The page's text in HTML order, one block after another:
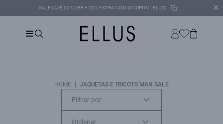
SALE | ATÉ 50% OFF + 20% EXTRA COM O CUPOM ELL20 ✕
HOME | JAQUETAS E TRICOTS MAN SALE
Filtrar por